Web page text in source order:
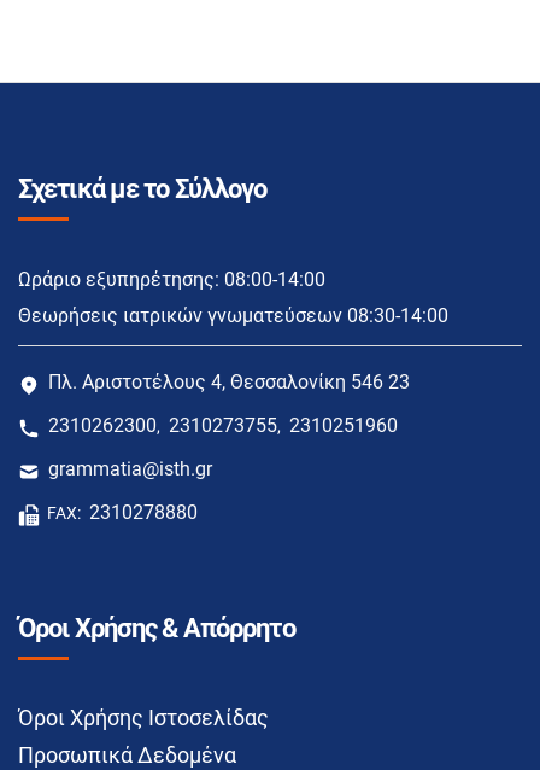
Σχετικά με το Σύλλογο
Ωράριο εξυπηρέτησης: 08:00-14:00
Θεωρήσεις ιατρικών γνωματεύσεων 08:30-14:00
Πλ. Αριστοτέλους 4, Θεσσαλονίκη 546 23
2310262300, 2310273755, 2310251960
grammatia@isth.gr
FAX: 2310278880
Όροι Χρήσης & Απόρρητο
Όροι Χρήσης Ιστοσελίδας
Προσωπικά Δεδομένα